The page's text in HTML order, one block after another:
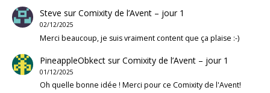
Steve surComixity de l’Avent – jour 1
02/12/2025
Merci beaucoup, je suis vraiment content que ça plaise :-)
PineappleObkectsurComixity de l’Avent – jour 1
01/12/2025
Oh quelle bonne idée ! Merci pour ce Comixity de l'Avent!